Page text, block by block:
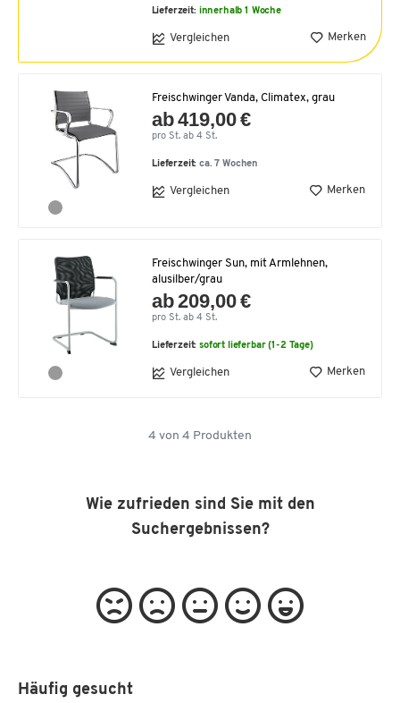
Lieferzeit: innerhalb 1 Woche
Vergleichen Merken
Freischwinger Vanda, Climatex, grau
ab 419,00 €
pro St. ab 4 St.
Lieferzeit:ca. 7 Wochen
Vergleichen Merken
Freischwinger Sun, mit Armlehnen,
alusilber/grau
ab 209,00 €
pro St. ab 4 St.
Lieferzeit:sofort lieferbar (1-2 Tage)
Vergleichen Merken
4 von 4 Produkten
Wie zufrieden sind Sie mit den
Suchergebnissen?
Häufig gesucht